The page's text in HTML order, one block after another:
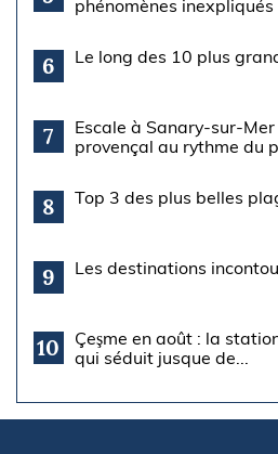
phénomènes inexpliqués
6 Le long des 10 plus
7
Escale à Sanary-sur-
provençal au rythme du
8 Top 3 des plus belles
9 Les destinations
10
Çeşme en août : la
qui séduit jusque de...